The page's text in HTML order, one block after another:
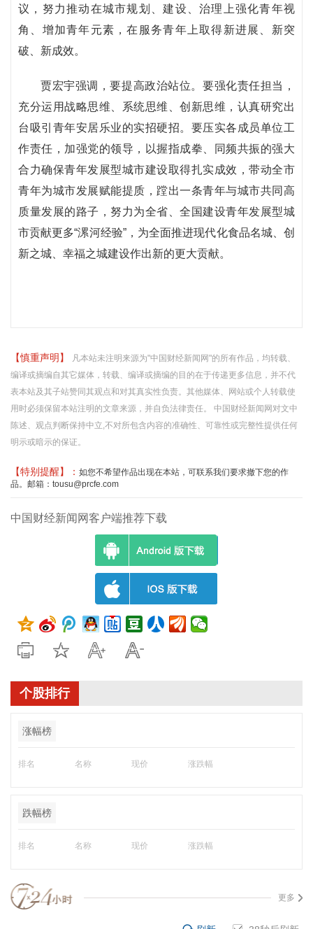
议，努力推动在城市规划、建设、治理上强化青年视
角、增加青年元素，在服务青年上取得新进展、新突
破、新成效。
贾宏宇强调，要提高政治站位。要强化责任担当，
充分运用战略思维、系统思维、创新思维，认真研究出
台吸引青年安居乐业的实招硬招。要压实各成员单位工
作责任，加强党的领导，以握指成拳、同频共振的强大
合力确保青年发展型城市建设取得扎实成效，带动全市
青年为城市发展赋能提质，蹚出一条青年与城市共同高
质量发展的路子，努力为全省、全国建设青年发展型城
市贡献更多“漯河经验”，为全面推进现代化食品名城、创
新之城、幸福之城建设作出新的更大贡献。
【慎重声明】
凡本站未注明来源为"中国财经新闻网"的所有作品，均转载、
编译或摘编自其它媒体，转载、编译或摘编的目的在于传递更多信息，并不代
表本站及其子站赞同其观点和对其真实性负责。其他媒体、网站或个人转载使
用时必须保留本站注明的文章来源，并自负法律责任。 中国财经新闻网对文中
陈述、观点判断保持中立,不对所包含内容的准确性、可靠性或完整性提供任何
明示或暗示的保证。
【特别提醒】： 如您不希望作品出现在本站，可联系我们要求撤下您的作
品。邮箱：tousu@prcfe.com
中国财经新闻网客户端推荐下载
个股排行
涨幅榜
排名 名称 现价 涨跌幅
跌幅榜
排名 名称 现价 涨跌幅
更多